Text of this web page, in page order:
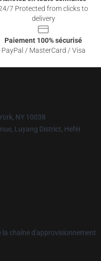
7 Protected from clicks to
delivery
Paiement 100% sécurisé
PayPal / MasterCard / Visa
NY 10038
Luyang District, Hefei
la chaîne d'approvisionnement